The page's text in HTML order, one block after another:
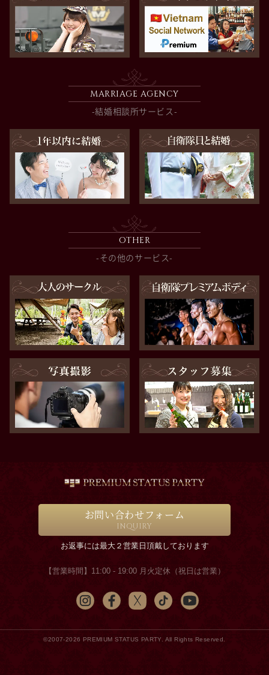
MARRIAGE AGENCY
-結婚相談所サービス-
OTHER
-その他のサービス-
お問い合わせフォーム
INQUIRY
お返事には最大２営業日頂戴しております
【営業時間】11:00 - 19:00 月火定休（祝日は営業）
©2007-2026 PREMIUM STATUS PARTY. All Rights Reserved.